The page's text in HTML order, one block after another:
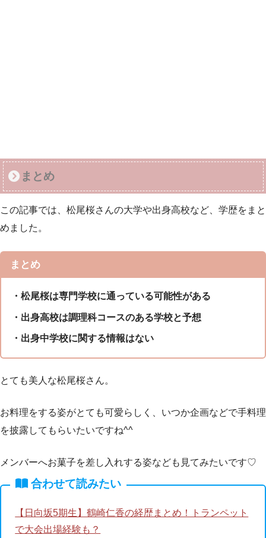
まとめ
この記事では、松尾桜さんの大学や出身高校など、学歴をまと
めました。
まとめ
・松尾桜は専門学校に通っている可能性がある
・出身高校は調理科コースのある学校と予想
・出身中学校に関する情報はない
とても美人な松尾桜さん。
お料理をする姿がとても可愛らしく、いつか企画などで手料理
を披露してもらいたいですね^^
メンバーへお菓子を差し入れする姿なども見てみたいです♡
合わせて読みたい
【日向坂5期生】鶴崎仁香の経歴まとめ！トランペット
で大会出場経験も？